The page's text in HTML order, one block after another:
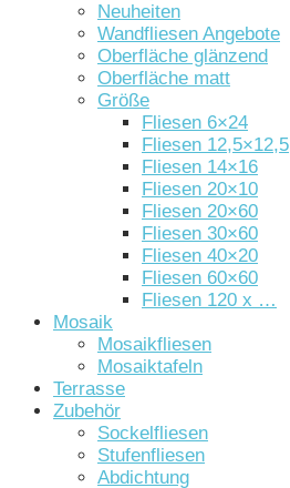
Neuheiten
Wandfliesen Angebote
Oberfläche glänzend
Oberfläche matt
Größe
Fliesen 6×24
Fliesen 12,5×12,5
Fliesen 14×16
Fliesen 20×10
Fliesen 20×60
Fliesen 30×60
Fliesen 40×20
Fliesen 60×60
Fliesen 120 x …
Mosaik
Mosaikfliesen
Mosaiktafeln
Terrasse
Zubehör
Sockelfliesen
Stufenfliesen
Abdichtung